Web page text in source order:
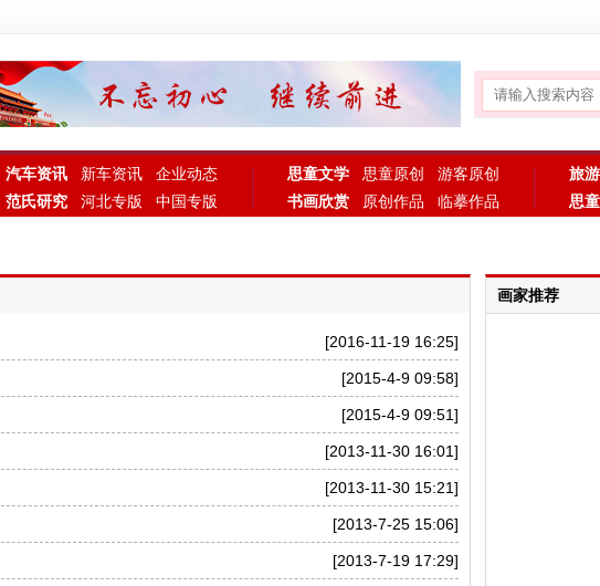
汽车资讯 新车资讯
企业动态
范氏研究
河北专版 中国专版
思童文学 思童原创
游客原创
书画欣赏
原创作品 临摹作品
旅
思
[2016-11-19 16:25]
[2015-4-9 09:58]
[2015-4-9 09:51]
[2013-11-30 16:01]
[2013-11-30 15:21]
[2013-7-25 15:06]
[2013-7-19 17:29]
画家推荐